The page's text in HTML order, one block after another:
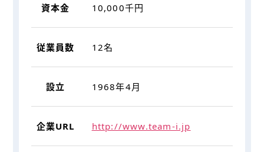
資本金 10,000千円
従業員数 12名
設立 1968年4⽉
企業URL http://www.team-i.jp